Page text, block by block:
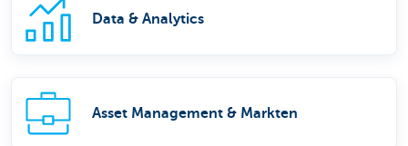
Particulieren
Data & Analytics
Asset Management & Markten